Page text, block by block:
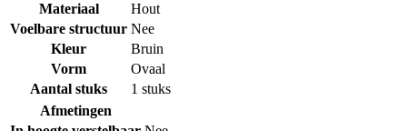
Materiaal
Hout
Voelbare structuur Nee
Kleur
Bruin
Vorm
Ovaal
Aantal stuks
1 stuks
Afmetingen